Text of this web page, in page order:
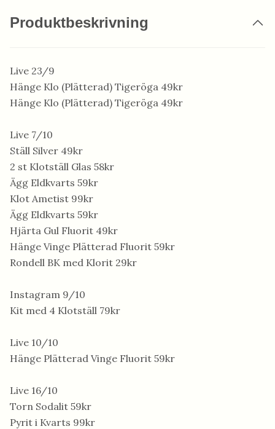
Produktbeskrivning
Live 23/9
Hänge Klo (Plätterad) Tigeröga 49kr
Hänge Klo (Plätterad) Tigeröga 49kr
Live 7/10
Ställ Silver 49kr
2 st Klotställ Glas 58kr
Ägg Eldkvarts 59kr
Klot Ametist 99kr
Ägg Eldkvarts 59kr
Hjärta Gul Fluorit 49kr
Hänge Vinge Plätterad Fluorit 59kr
Rondell BK med Klorit 29kr
Instagram 9/10
Kit med 4 Klotställ 79kr
Live 10/10
Hänge Plätterad Vinge Fluorit 59kr
Live 16/10
Torn Sodalit 59kr
Pyrit i Kvarts 99kr